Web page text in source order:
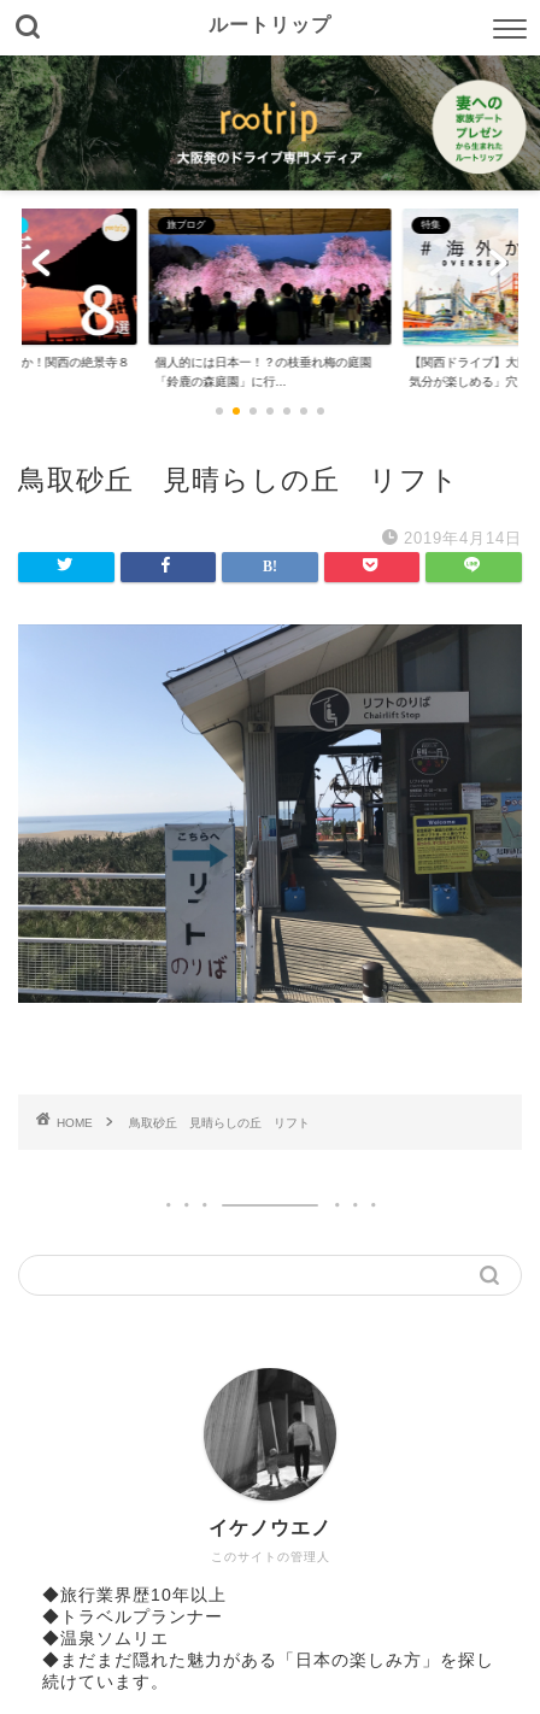
ルートリップ
のか！関西の絶景寺８
旅ブログ
個人的には日本一！？の枝垂れ梅の庭園
「鈴鹿の森庭園」に行...
特集
【関西ドライブ】大阪
気分が楽しめる」穴...
鳥取砂丘 見晴らしの丘 リフト
2019年4月14日
HOME 鳥取砂丘 見晴らしの丘 リフト
このサイトの管理人
イケノウエノ
◆旅行業界歴10年以上
◆トラベルプランナー
◆温泉ソムリエ
◆まだまだ隠れた魅力がある「日本の楽しみ方」を探し
続けています。